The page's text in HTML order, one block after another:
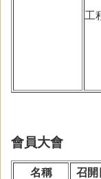
工
會員大會
名稱 召開